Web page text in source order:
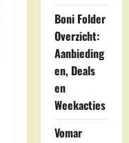
Boni Folder
Overzicht:
Aanbieding
en, Deals
en
Weekacties
Vomar